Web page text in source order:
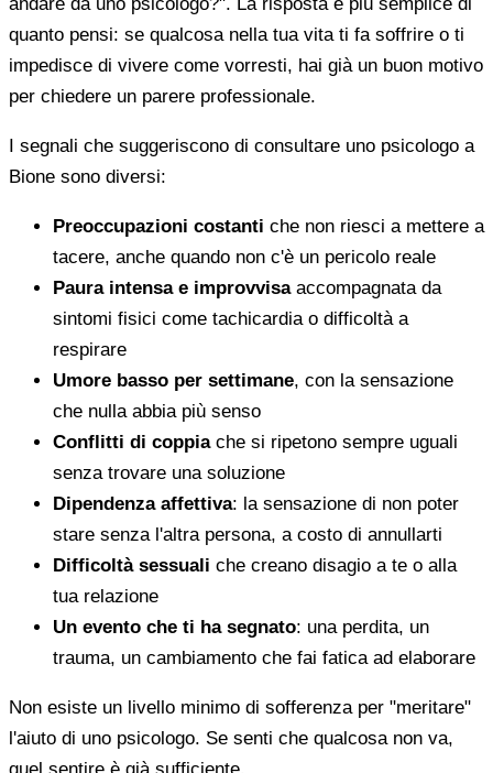
andare da uno psicologo?". La risposta è più semplice di
quanto pensi: se qualcosa nella tua vita ti fa soffrire o ti
impedisce di vivere come vorresti, hai già un buon motivo
per chiedere un parere professionale.
I segnali che suggeriscono di consultare uno psicologo a
Bione sono diversi:
Preoccupazioni costanti che non riesci a mettere a
tacere, anche quando non c'è un pericolo reale
Paura intensa e improvvisaaccompagnata da
sintomi fisici come tachicardia o difficoltà a
respirare
Umore basso per settimane, con la sensazione
che nulla abbia più senso
Conflitti di coppiache si ripetono sempre uguali
senza trovare una soluzione
Dipendenza affettiva: la sensazione di non poter
stare senza l'altra persona, a costo di annullarti
Difficoltà sessuali che creano disagio a te o alla
tua relazione
Un evento che ti ha segnato: una perdita, un
trauma, un cambiamento che fai fatica ad elaborare
Non esiste un livello minimo di sofferenza per "meritare"
l'aiuto di uno psicologo. Se senti che qualcosa non va,